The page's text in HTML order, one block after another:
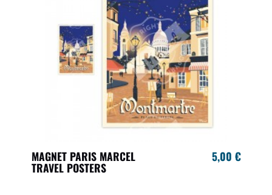
MAGNET PARIS MARCEL
TRAVEL POSTERS
5,00 €